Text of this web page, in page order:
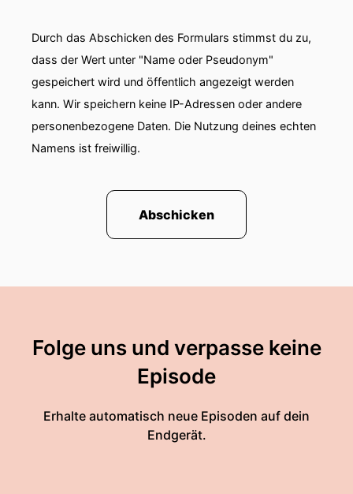
Durch das Abschicken des Formulars stimmst du zu,
dass der Wert unter "Name oder Pseudonym"
gespeichert wird und öffentlich angezeigt werden
kann. Wir speichern keine IP-Adressen oder andere
personenbezogene Daten. Die Nutzung deines echten
Namens ist freiwillig.
Abschicken
Folge uns und verpasse keine
Episode
Erhalte automatisch neue Episoden auf dein
Endgerät.